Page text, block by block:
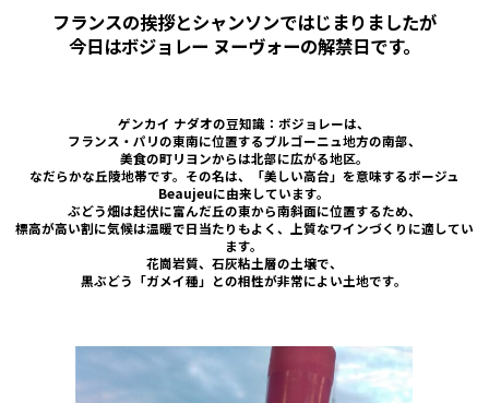
フランスの挨拶とシャンソンではじまりましたが
今日はボジョレー ヌーヴォーの解禁日です。
ゲンカイ ナダオの豆知識：ボジョレーは、
フランス・パリの東南に位置するブルゴーニュ地方の南部、
美食の町リヨンからは北部に広がる地区。
なだらかな丘陵地帯です。その名は、「美しい高台」を意味するボージュ
Beaujeuに由来しています。
ぶどう畑は起伏に富んだ丘の東から南斜面に位置するため、
標高が高い割に気候は温暖で日当たりもよく、上質なワインづくりに適してい
ます。
花崗岩質、石灰粘土層の土壌で、
黒ぶどう「ガメイ種」との相性が非常によい土地です。